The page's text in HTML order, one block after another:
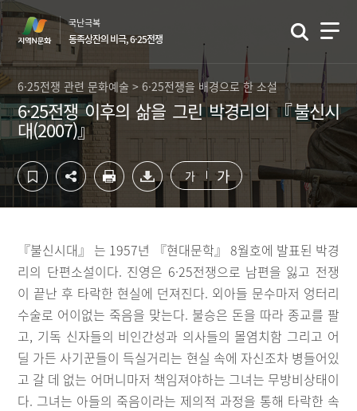
컨
텐
츠
영
역
바
로
가
기
하
단
영
역
바
로
가
기
국난극복
동족상잔의 비극, 6·25전쟁
6·25전쟁 관련 문화예술 > 6·25전쟁을 배경으로 한 소설
6·25전쟁 이후의 삶을 그린 박경리의 『불신시
대(2007)』
가 가
『불신시대』 는 1957년 『현대문학』 8월호에 발표된 박경
리의 단편소설이다. 진영은 6·25전쟁으로 남편을 잃고 전쟁
이 끝난 후 타락한 현실에 던져진다. 외아들 문수마저 엉터리
수술로 어이없는 죽음을 맞는다. 불승은 돈을 따라 종교를 팔
고, 기독 신자들의 비인간성과 의사들의 몰염치함 그리고 어
딜 가든 사기꾼들이 득실거리는 현실 속에 자신조차 병들어있
고 갈 데 없는 어머니마저 책임져야하는 그녀는 무방비상태이
다. 그녀는 아들의 죽음이라는 제의적 과정을 통해 타락한 속